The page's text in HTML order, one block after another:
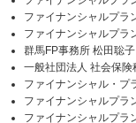
ファイナンシャルプラ
ファイナンシャルプラ
群馬FP事務所 松田聡子
一般社団法人 社会保
ファイナンシャル・
ファイナンシャルプ
ファイナンシャルプラ